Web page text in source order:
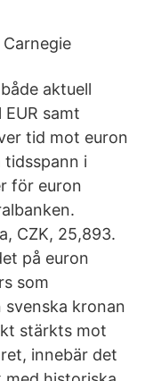
aktuell
samt
tid mot euron
tidsspann i
för euron
CZK, 25,893.
på euron
som
kronan
stärkts mot
innebär det